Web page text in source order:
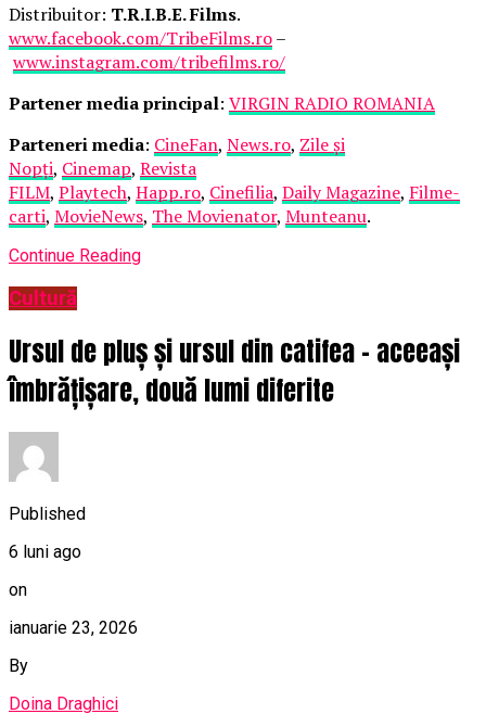
Distribuitor: T.R.I.B.E. Films.
www.facebook.com/TribeFilms.ro–
www.instagram.com/tribefilms.ro/
Partener media principal: VIRGIN RADIO ROMANIA
Parteneri media: CineFan, News.ro, Zile și
Nopți, Cinemap, Revista
FILM, Playtech, Happ.ro, Cinefilia, Daily Magazine, Filme-
carti, MovieNews, The Movienator, Munteanu.
Continue Reading
Cultură
Ursul de pluș și ursul din catifea – aceeași
îmbrățișare, două lumi diferite
Published
6 luni ago
on
ianuarie 23, 2026
By
Doina Draghici